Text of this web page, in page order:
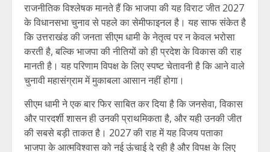
राजनीतिक विश्लेषक मानते हैं कि भाजपा की यह विराट जीत 2027
के विधानसभा चुनाव से पहले का सेमीफाइनल है। यह साफ संकेत है
कि उत्तराखंड की जनता सीएम धामी के नेतृत्व पर न केवल भरोसा
करती है, बल्कि भाजपा की नीतियों को ही प्रदेश के विकास की राह
मानती है। यह परिणाम विपक्ष के लिए स्पष्ट चेतावनी है कि आने वाले
चुनावी महासंग्राम में मुकाबला आसान नहीं होगा।
सीएम धामी ने एक बार फिर साबित कर दिया है कि जनसेवा, विकास
और पारदर्शी शासन ही उनकी प्राथमिकता है, और यही उनकी जीत
की सबसे बड़ी ताकत है। 2027 की राह में यह विजय पताका
भाजपा के आत्मविश्वास को नई ऊंचाई दे रही है और विपक्ष के लिए